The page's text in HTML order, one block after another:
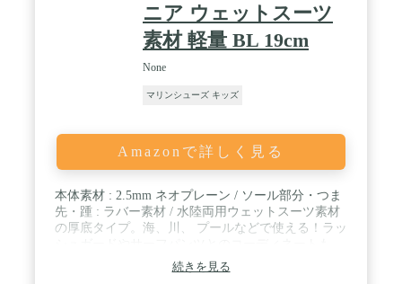
ニア ウェットスーツ
素材 軽量 BL 19cm
None
マリンシューズ キッズ
Amazonで詳しく見る
本体素材 : 2.5mm ネオプレーン / ソール部分・つま
先・踵 : ラバー素材 / 水陸両用ウェットスーツ素材
の厚底タイプ。海、川、 プールなどで使える！ラッ
OK / ゴム素材とネオプレーン素材のつなぎに防水接
着剤を使用しております。塗りむらや若干のはみ出
続きを見る